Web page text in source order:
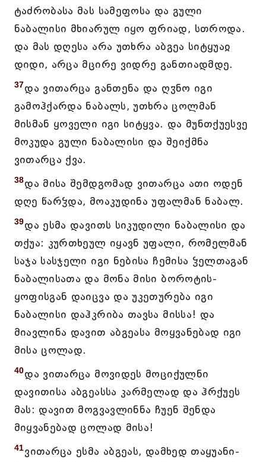
ტაძრობასა მას სამეფოსა და გული
ნაბალისი მხიარულ იყო ფრიად, სთროდა.
და მას დღესა არა უთხრა აბგეა სიტყუაჲ
დიდი, არცა მცირე ვიდრე განთიადმდე.
37და ვითარცა განთენა და ღჳნო იგი
გამოჰქარდა ნაბალს, უთხრა ცოლმან
მისმან ყოველი იგი სიტყვა. და მუნთქუესვე
მოკუდა გული ნაბალისი და შეიქმნა
ვითარცა ქვა.
38და მისა შემდგომად ვითარცა ათი ოდენ
დღე წარჴდა, მოაკუდინა უფალმან ნაბალ.
39და ესმა დავითს სიკუდილი ნაბალისი და
თქუა: კურთხეულ იყავნ უფალი, რომელმან
საჯა სასჯელი იგი ნებისა ჩემისა ჴელთაგან
ნაბალისათა და მონა მისი ბოროტის-
ყოფისგან დაიცვა და უკეთურება იგი
ნაბალისი დაჰკრიბა თავსა მისსა! და
მიავლინა დავით აბგეასა მოყვანებად იგი
მისა ცოლად.
40და ვითარცა მოვიდეს მოციქულნი
დავითისა აბგეასსა კარმელად და ჰრქუეს
მას: დავით მოგვავლინნა ჩუენ შენდა
მიყვანებად ცოლად მისა!
41ვითარცა ესმა აბგეას, დამხედ თაყუანი-